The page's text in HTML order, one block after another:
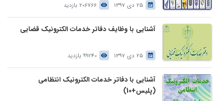
25 دی 1397 206766 بازدید
آشنایی با وظایف دفاتر خدمات الکترونیک قضایی
25 دی 1397 99240 بازدید
آشنایی با دفاتر خدمات الکترونیک انتظامی
(پلیس+10)